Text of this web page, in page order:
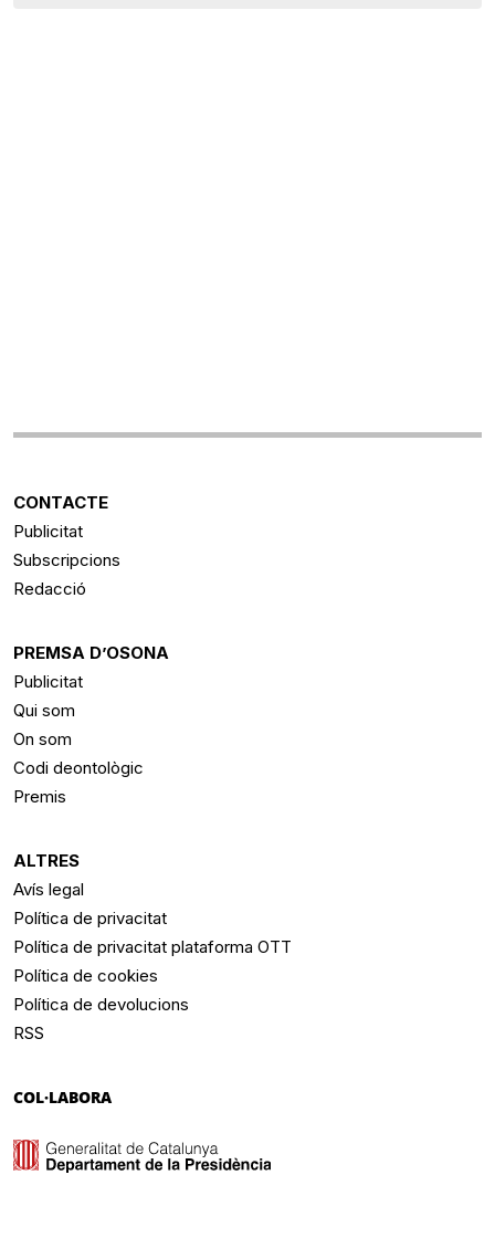
CONTACTE
Publicitat
Subscripcions
Redacció
PREMSA D’OSONA
Publicitat
Qui som
On som
Codi deontològic
Premis
ALTRES
Avís legal
Política de privacitat
Política de privacitat plataforma OTT
Política de cookies
Política de devolucions
RSS
COL·LABORA